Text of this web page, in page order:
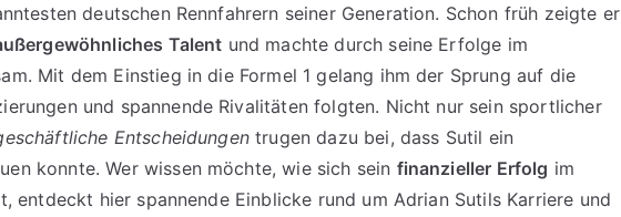
deutschen Rennfahrern seiner Generation. Schon früh zeigte er
Talent und machte durch seine Erfolge im
Mit dem Einstieg in die Formel 1 gelang ihm der Sprung auf die
und spannende Rivalitäten folgten. Nicht nur sein sportlicher
Entscheidungentrugen dazu bei, dass Sutil ein
konnte. Wer wissen möchte, wie sich sein finanzieller Erfolg im
entdeckt hier spannende Einblicke rund um Adrian Sutils Karriere und